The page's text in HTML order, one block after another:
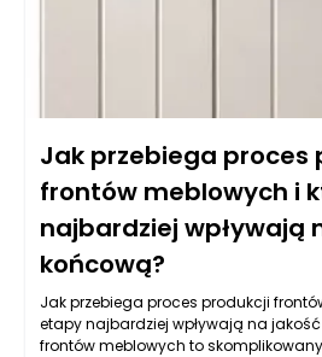
Jak przebiega proces
frontów meblowych i
najbardziej wpływają
końcową?
Jak przebiega proces produkcji
etapy najbardziej wpływają na
frontów meblowych to